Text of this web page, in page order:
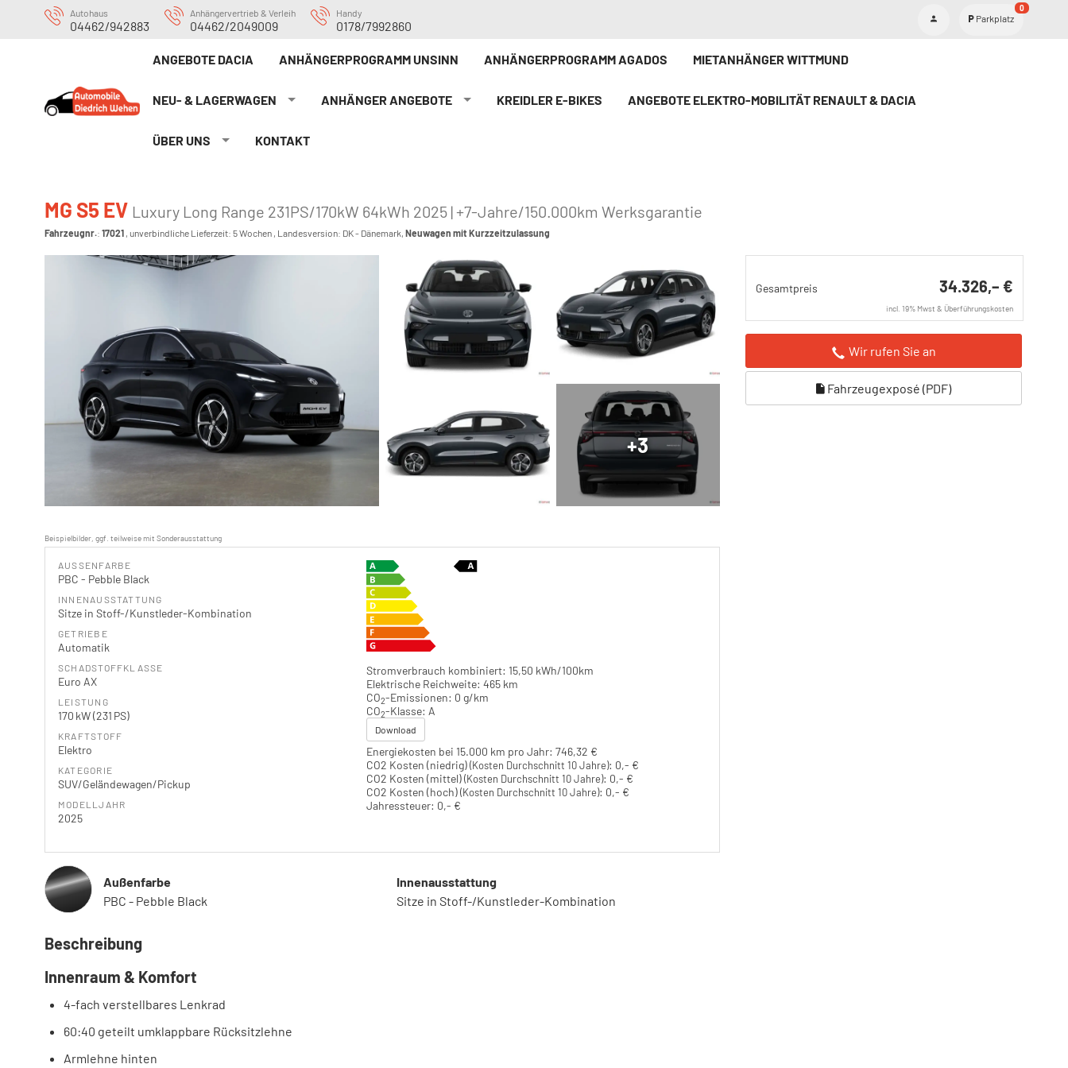
Autohaus
04462/942883
Anhängervertrieb & Verleih
04462/2049009
Handy
0178/7992860
Parkplatz
0
ANGEBOTE DACIA ANHÄNGERPROGRAMM UNSINN ANHÄNGERPROGRAMM AGADOS MIETANHÄNGER WITTMUND
NEU- & LAGERWAGEN ANHÄNGER ANGEBOTE KREIDLER E-BIKE`S ANGEBOTE ELEKTRO-MOBILITÄT RENAULT & DACIA
ÜBER UNS KONTAKT
MG S5 EV Luxury Long Range 231PS/170kW 64kWh 2025 | +7-Jahre/150.000km Werksgarantie
Fahrzeugnr.: 17021 , unverbindliche Lieferzeit: 5 Wochen , Landesversion: DK - Dänemark, Neuwagen mit Kurzzeitzulassung
Gesamtpreis 34.326,– €
incl. 19% Mwst & Überführungskosten
Wir rufen Sie an
Fahrzeugexposé (PDF)
+3
Beispielbilder, ggf. teilweise mit Sonderausstattung
AUSSENFARBE
PBC - Pebble Black
INNENAUSSTATTUNG
Sitze in Stoff-/Kunstleder-Kombination
GETRIEBE
Automatik
SCHADSTOFFKLASSE
Euro AX
LEISTUNG
170 kW (231 PS)
KRAFTSTOFF
Elektro
KATEGORIE
SUV/Geländewagen/Pickup
MODELLJAHR
2025
Stromverbrauch kombiniert: 15,50 kWh/100km
Elektrische Reichweite: 465 km
CO2-Emissionen: 0 g/km
CO2-Klasse: A
Download
Energiekosten bei 15.000 km pro Jahr: 746,32 €
CO2 Kosten (niedrig)(Kosten Durchschnitt 10 Jahre): 0,- €
CO2 Kosten (mittel)(Kosten Durchschnitt 10 Jahre): 0,- €
CO2 Kosten (hoch)(Kosten Durchschnitt 10 Jahre): 0,- €
Jahressteuer: 0,- €
Außenfarbe
PBC - Pebble Black
Innenausstattung
Sitze in Stoff-/Kunstleder-Kombination
Beschreibung
Innenraum & Komfort
4-fach verstellbares Lenkrad
60:40 geteilt umklappbare Rücksitzlehne
Armlehne hinten